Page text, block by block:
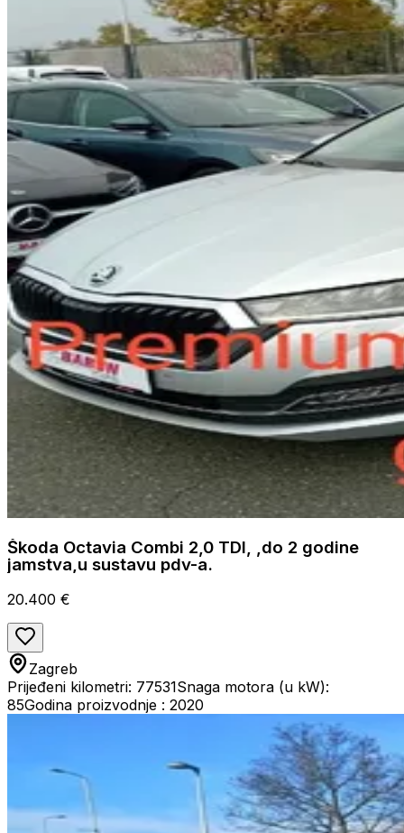
Škoda Octavia Combi 2,0 TDI, ,do 2 godine
jamstva,u sustavu pdv-a.
20.400 €
Zagreb
Prijeđeni kilometri: 77531Snaga motora (u kW):
85Godina proizvodnje : 2020